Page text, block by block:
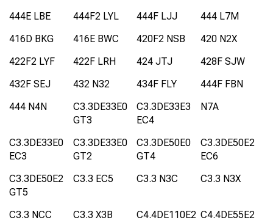
444E LBE
444F2 LYL 444F LJJ
444 L7M
416D BKG
416E BWC 420F2 NSB
420 N2X
422F2 LYF
422F LRH 424 JTJ
428F SJW
432F SEJ
432 N32 434F FLY
444F FBN
444 N4N
C3.3DE33E0
GT3
C3.3DE33E3
EC4
N7A
C3.3DE33E0
EC3
C3.3DE33E0
GT2
C3.3DE50E0
GT4
C3.3DE50E2
EC6
C3.3DE50E2
GT5
C3.3 EC5 C3.3 N3C C3.3 N3X
C3.3 NCC C3.3 X3B
C4.4DE110E2 C4.4DE55E2